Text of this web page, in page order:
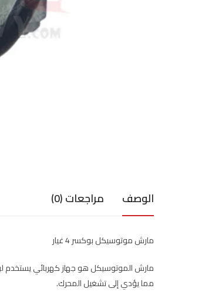
الوصف مراجعات (0)
مارش موتوسيكل بوكسر 4 غيار
مارش الموتوسيكل هو جهاز كهربائي يستخدم
مما يؤدي إلى تشغيل المحرك.